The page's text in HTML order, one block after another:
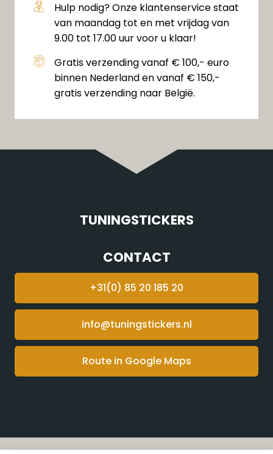
Hulp nodig? Onze klantenservice staat
van maandag tot en met vrijdag van
9.00 tot 17.00 uur voor u klaar!
Gratis verzending vanaf € 100,- euro
binnen Nederland en vanaf € 150,-
gratis verzending naar België.
TUNINGSTICKERS
CONTACT
+31(0) 85 20 185 20
info@tuningstickers.nl
Route in Google Maps